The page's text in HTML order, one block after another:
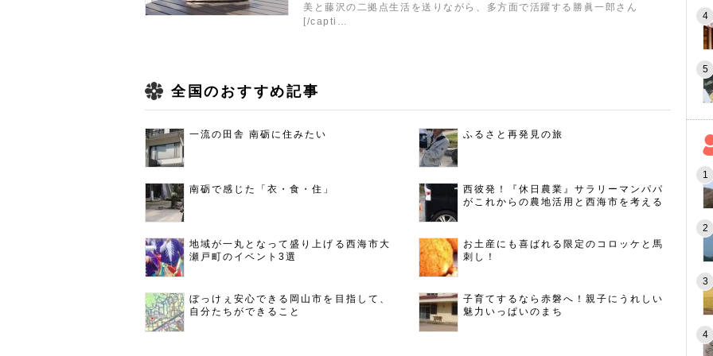
美と藤沢の二拠点生活を送りながら、多方面で活躍する勝眞一郎さん
[/capti…
全国のおすすめ記事
一流の田舎 南砺に住みたい ふるさと再発見の旅
南砺で感じた「衣・食・住」
西彼発！『休日農業』サラリーマンパパ
がこれからの農地活用と西海市を考える
地域が一丸となって盛り上げる西海市大
瀬戸町のイベント3選
お土産にも喜ばれる限定のコロッケと馬
刺し！
ぼっけぇ安心できる岡山市を目指して、
自分たちができること
子育てするなら赤磐へ！親子にうれしい
魅力いっぱいのまち